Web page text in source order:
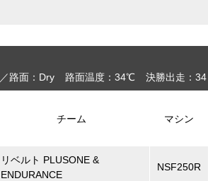
路面：Dry 路面温度：34℃ 決勝出走：34
チーム マシン
リベルト PLUSONE &
ENDURANCE
NSF250R